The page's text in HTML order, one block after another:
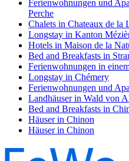
Ferienwohnungen und
Perche
Chalets in Chateaux de la
Longstay in Kanton
Hotels in Maison de la
Bed and Breakfasts in
Ferienwohnungen in
Longstay in Chémery
Ferienwohnungen und
Landhäuser in Wald von
Bed and Breakfasts in
Häuser in Chinon
Häuser in Chinon